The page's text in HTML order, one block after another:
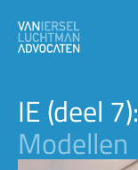
IE (deel 7):
Modellen